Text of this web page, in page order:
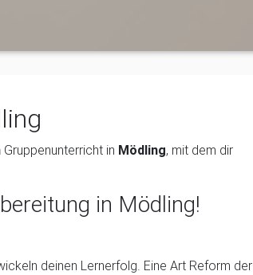
Gruppenunterricht in Mödling, mit dem dir
in Mödling!
deinen Lernerfolg. Eine Art Reform der